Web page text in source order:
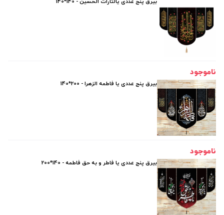
نمایش همه محصولات
ناموجود
بیرق پنج عددی یا فاطمه الزهرا - 200*140
ناموجود
بیرق پنج عددی یا فاطر و به حق فاطمه - 140*200